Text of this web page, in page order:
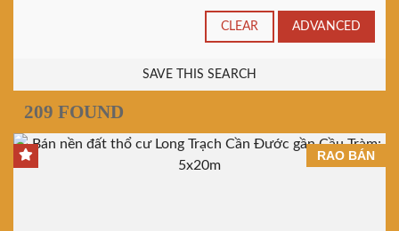
CLEAR ADVANCED
SAVE THIS SEARCH
209 FOUND
RAO BÁN